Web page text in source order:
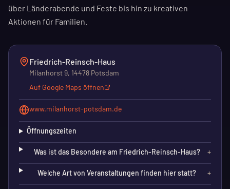
über Länderabende und Feste bis hin zu kreativen
Aktionen für Familien.
Friedrich-Reinsch-Haus
Milanhorst 9, 14478 Potsdam
Auf Google Maps öffnen
www.milanhorst-potsdam.de
Öffnungszeiten
Was ist das Besondere am Friedrich-Reinsch-Haus? +
Welche Art von Veranstaltungen finden hier statt? +